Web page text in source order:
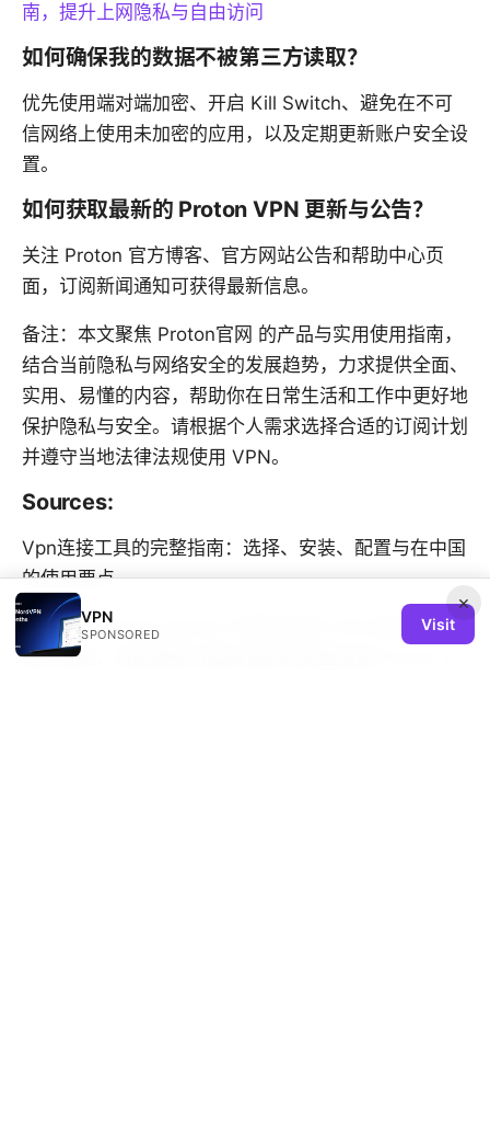
南，提升上网隐私与自由访问
如何确保我的数据不被第三方读取？
优先使用端对端加密、开启 Kill Switch、避免在不可
信网络上使用未加密的应用，以及定期更新账户安全设
置。
如何获取最新的 Proton VPN 更新与公告？
关注 Proton 官方博客、官方网站公告和帮助中心页
面，订阅新闻通知可获得最新信息。
备注：本文聚焦 Proton官网 的产品与实用使用指南，
结合当前隐私与网络安全的发展趋势，力求提供全面、
实用、易懂的内容，帮助你在日常生活和工作中更好地
保护隐私与安全。请根据个人需求选择合适的订阅计划
并遵守当地法律法规使用 VPN。
Sources:
Vpn连接工具的完整指南：选择、安装、配置与在中国
的使用要点
Vpn for chinese games 中国玩家的 VPN 使用指南：
提升延迟、绕区限制与隐私保护的完整攻略
×
VPN
SPONSORED
Visit